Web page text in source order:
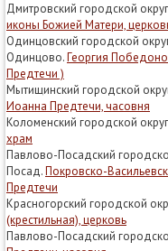
Дмитровский городской
иконы Божией Матери,
Одинцовский городской
Одинцово.Георгия
Предтечи )
Мытищинский городской
Иоанна Предтечи, часовня
Коломенский городской
храм
Павлово-Посадский
Посад.Покровско-
Предтечи
Красногорский городской
(крестильная), церковь
Павлово-Посадский